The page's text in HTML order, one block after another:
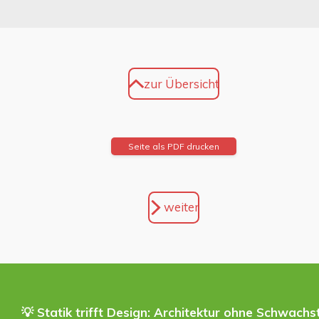
zur Übersicht
Seite als PDF drucken
weiter
💡 Statik trifft Design: Architektur ohne